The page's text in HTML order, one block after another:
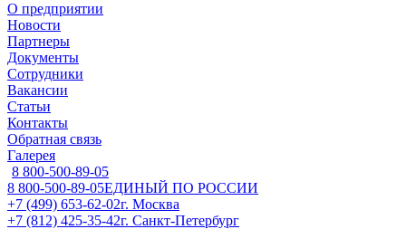
О предприятии
Новости
Партнеры
Документы
Сотрудники
Вакансии
Статьи
Контакты
Обратная связь
Галерея
8 800-500-89-05
8 800-500-89-05ЕДИНЫЙ ПО РОССИИ
+7 (499) 653-62-02г. Москва
+7 (812) 425-35-42г. Санкт-Петербург